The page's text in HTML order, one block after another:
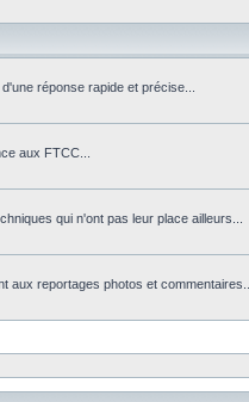
réponse rapide et précise...
aux FTCC...
qui n'ont pas leur place ailleurs...
aux reportages photos et commentaires...